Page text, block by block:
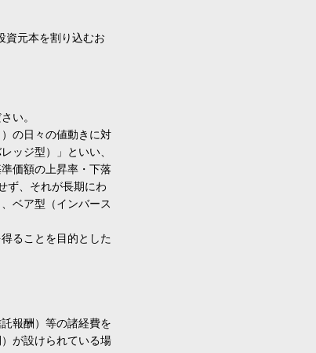
資元本を割り込むお
い。
の日々の値動きに対
ッジ型）」といい、
価額の上昇率・下落
ず、それが長期にわ
ベア型（インバース
ることを目的とした
報酬）等の諸経費を
が設けられている場